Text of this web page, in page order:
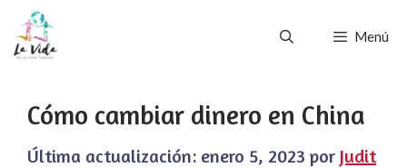
Saltar
Menú
Cómo cambiar dinero en China
Última actualización: enero 5, 2023 por Judit